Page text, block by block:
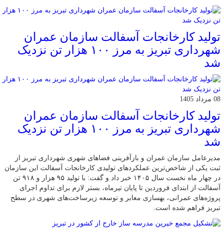
تولید کارخانجات آسفالت سازمان عمران
شهرداری تبریز به مرز ۱۰۰ هزار تن نزدیک
شد
08 مرداد 1405
تولید کارخانجات آسفالت سازمان عمران
شهرداری تبریز به مرز ۱۰۰ هزار تن نزدیک
شد
مدیرعامل سازمان عمران و بازآفرینی فضاهای شهری شهرداری تبریز از
ثبت یکی از شاخص‌ترین عملکردهای تولیدی کارخانجات آسفالت این سازمان
در چهار ماه نخست سال ۱۴۰۵ خبر داد و گفت: با تولید ۹۵ هزار و ۹۱۸ تن
آسفالت از ابتدای فروردین تا پایان تیرماه، بستر لازم برای تداوم اجرای
پروژه‌های عمرانی، بهسازی معابر و توسعه زیرساخت‌های شهری در سطح
تبریز فراهم شده است.